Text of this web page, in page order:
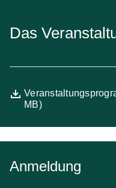
Das
Datei
MB)
Öffnet sich in einem
Anmeldung